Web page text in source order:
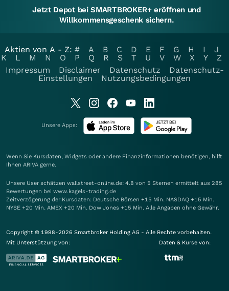
Jetzt Depot bei SMARTBROKER+ eröffnen und
Willkommensgeschenk sichern.
Aktien von A - Z: # A B C D E F G H I
J
K
L M N O P Q R S T U V W X Y
Z
Impressum
Disclaimer Datenschutz
Datenschutz-
Einstellungen
Nutzungsbedingungen
Unsere Apps:
Wenn Sie Kursdaten, Widgets oder andere Finanzinformationen benötigen, hilft
Ihnen ARIVA gerne.
Unsere User schätzen wallstreet-online.de: 4.8 von 5 Sternen ermittelt aus 285
Bewertungen bei www.kagels-trading.de
Zeitverzögerung der Kursdaten: Deutsche Börsen +15 Min. NASDAQ +15 Min.
NYSE +20 Min. AMEX +20 Min. Dow Jones +15 Min. Alle Angaben ohne Gewähr.
Copyright © 1998-2026 Smartbroker Holding AG - Alle Rechte vorbehalten.
Mit Unterstützung von:
Daten & Kurse von: